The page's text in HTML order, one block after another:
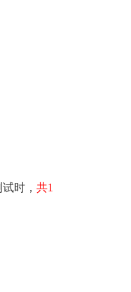
时， 共1